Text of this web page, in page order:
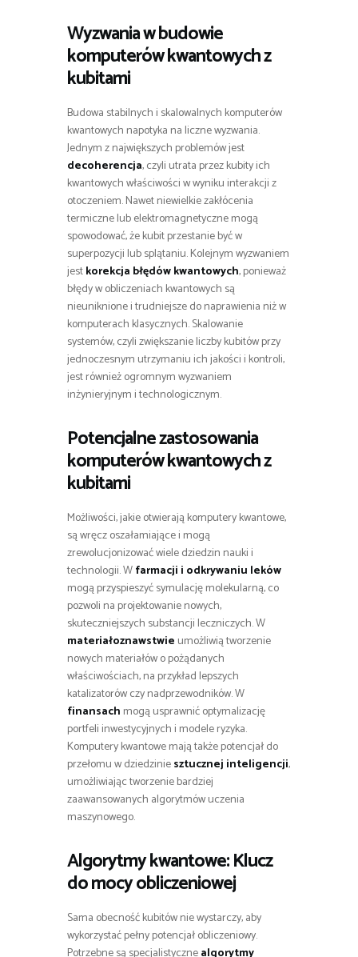
Wyzwania w budowie
komputerów kwantowych z
kubitami
Budowa stabilnych i skalowalnych komputerów
kwantowych napotyka na liczne wyzwania.
Jednym z największych problemów jest
decoherencja, czyli utrata przez kubity ich
kwantowych właściwości w wyniku interakcji z
otoczeniem. Nawet niewielkie zakłócenia
termiczne lub elektromagnetyczne mogą
spowodować, że kubit przestanie być w
superpozycji lub splątaniu. Kolejnym wyzwaniem
jestkorekcja błędów kwantowych, ponieważ
błędy w obliczeniach kwantowych są
nieuniknione i trudniejsze do naprawienia niż w
komputerach klasycznych. Skalowanie
systemów, czyli zwiększanie liczby kubitów przy
jednoczesnym utrzymaniu ich jakości i kontroli,
jest również ogromnym wyzwaniem
inżynieryjnym i technologicznym.
Potencjalne zastosowania
komputerów kwantowych z
kubitami
Możliwości, jakie otwierają komputery kwantowe,
są wręcz oszałamiające i mogą
zrewolucjonizować wiele dziedzin nauki i
technologii. Wfarmacji i odkrywaniu leków
mogą przyspieszyć symulację molekularną, co
pozwoli na projektowanie nowych,
skuteczniejszych substancji leczniczych. W
materiałoznawstwie umożliwią tworzenie
nowych materiałów o pożądanych
właściwościach, na przykład lepszych
katalizatorów czy nadprzewodników. W
finansach mogą usprawnić optymalizację
portfeli inwestycyjnych i modele ryzyka.
Komputery kwantowe mają także potencjał do
przełomu w dziedziniesztucznej inteligencji,
umożliwiając tworzenie bardziej
zaawansowanych algorytmów uczenia
maszynowego.
Algorytmy kwantowe: Klucz
do mocy obliczeniowej
Sama obecność kubitów nie wystarczy, aby
wykorzystać pełny potencjał obliczeniowy.
Potrzebne są specjalistycznealgorytmy